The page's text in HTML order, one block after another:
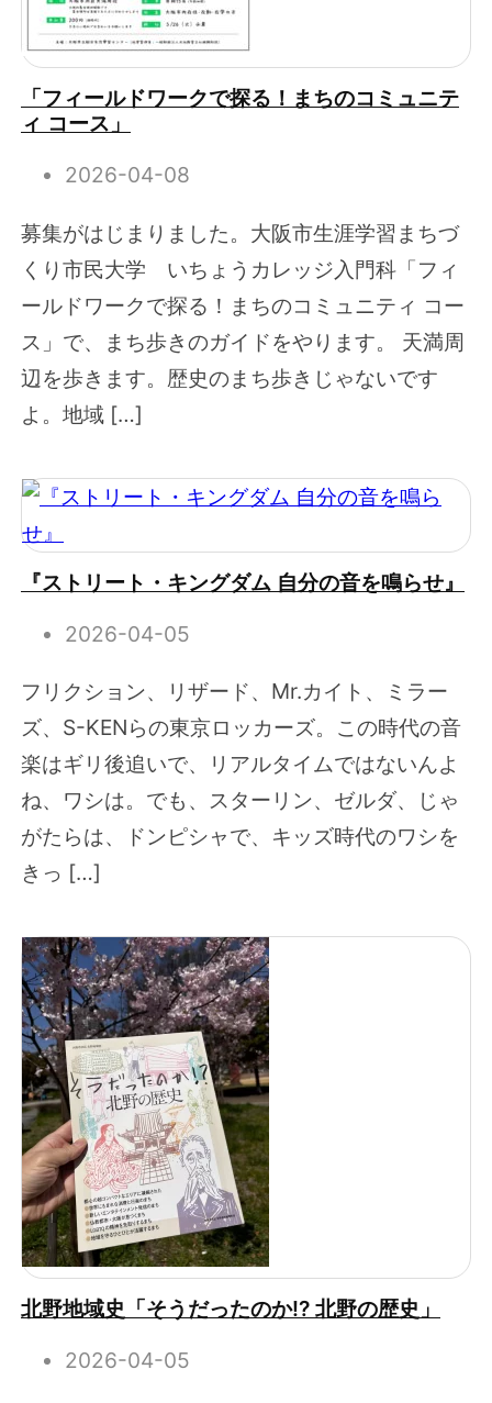
「フィールドワークで探る！まちのコミュニテ
ィ コース」
2026-04-08
募集がはじまりました。大阪市生涯学習まちづ
くり市民大学 いちょうカレッジ入門科「フィ
ールドワークで探る！まちのコミュニティ コー
ス」で、まち歩きのガイドをやります。 天満周
辺を歩きます。歴史のまち歩きじゃないです
よ。地域 […]
『ストリート・キングダム 自分の音を鳴らせ』
2026-04-05
フリクション、リザード、Mr.カイト、ミラー
ズ、S-KENらの東京ロッカーズ。この時代の音
楽はギリ後追いで、リアルタイムではないんよ
ね、ワシは。でも、スターリン、ゼルダ、じゃ
がたらは、ドンピシャで、キッズ時代のワシを
きっ […]
北野地域史「そうだったのか!? 北野の歴史」
2026-04-05